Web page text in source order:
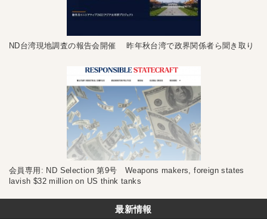
ND台湾現地調査の報告会開催 昨年秋台湾で政界関係者ら聞き取り
会員専用: ND Selection 第9号 Weapons makers, foreign states
lavish $32 million on US think tanks
最新情報